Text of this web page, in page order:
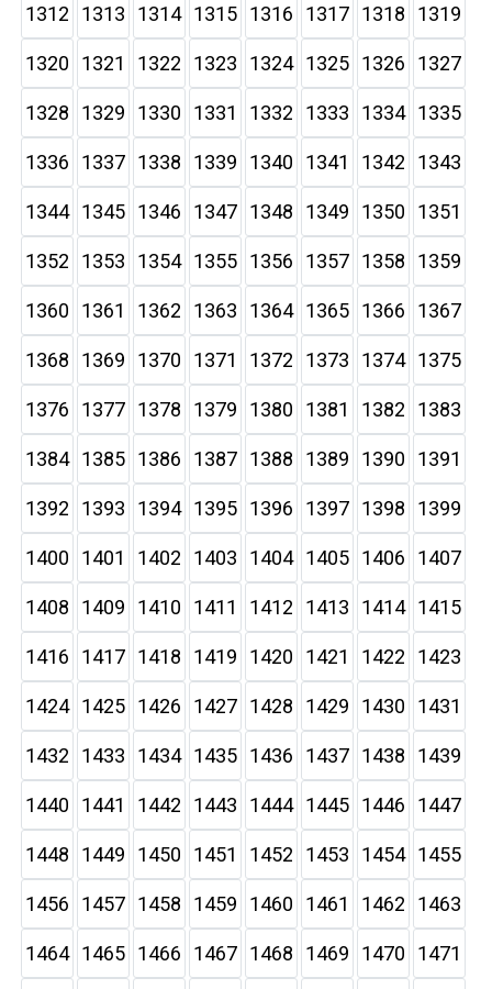
1312 1313 1314 1315 1316 1317 1318 1319
1320 1321 1322 1323 1324 1325 1326 1327
1328 1329 1330 1331 1332 1333 1334 1335
1336 1337 1338 1339 1340 1341 1342 1343
1344 1345 1346 1347 1348 1349 1350 1351
1352 1353 1354 1355 1356 1357 1358 1359
1360 1361 1362 1363 1364 1365 1366 1367
1368 1369 1370 1371 1372 1373 1374 1375
1376 1377 1378 1379 1380 1381 1382 1383
1384 1385 1386 1387 1388 1389 1390 1391
1392 1393 1394 1395 1396 1397 1398 1399
1400 1401 1402 1403 1404 1405 1406 1407
1408 1409 1410 1411 1412 1413 1414 1415
1416 1417 1418 1419 1420 1421 1422 1423
1424 1425 1426 1427 1428 1429 1430 1431
1432 1433 1434 1435 1436 1437 1438 1439
1440 1441 1442 1443 1444 1445 1446 1447
1448 1449 1450 1451 1452 1453 1454 1455
1456 1457 1458 1459 1460 1461 1462 1463
1464 1465 1466 1467 1468 1469 1470 1471